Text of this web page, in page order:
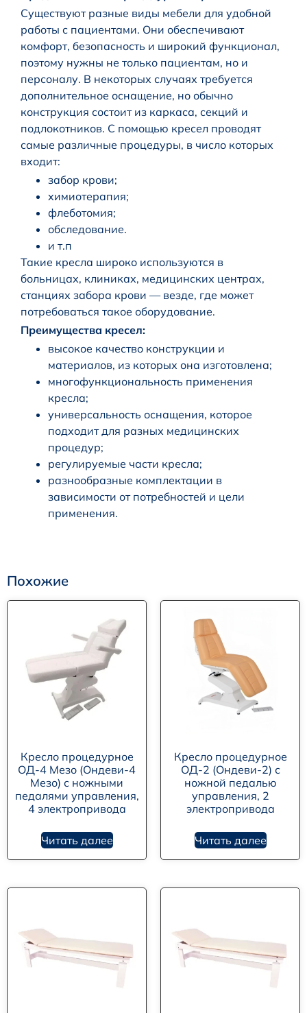
Существуют разные виды мебели для удобной
работы с пациентами. Они обеспечивают
комфорт, безопасность и широкий функционал,
поэтому нужны не только пациентам, но и
персоналу. В некоторых случаях требуется
дополнительное оснащение, но обычно
конструкция состоит из каркаса, секций и
подлокотников. С помощью кресел проводят
самые различные процедуры, в число которых
входит:
забор крови;
химиотерапия;
флеботомия;
обследование.
и т.п
Такие кресла широко используются в
больницах, клиниках, медицинских центрах,
станциях забора крови — везде, где может
потребоваться такое оборудование.
Преимущества кресел:
высокое качество конструкции и
материалов, из которых она изготовлена;
многофункциональность применения
кресла;
универсальность оснащения, которое
подходит для разных медицинских
процедур;
регулируемые части кресла;
разнообразные комплектации в
зависимости от потребностей и цели
применения.
Похожие
Кресло процедурное
ОД-4 Мезо (Ондеви-4
Мезо) с ножными
педалями управления,
4 электропривода
Читать далее
Кресло процедурное
ОД-2 (Ондеви-2) с
ножной педалью
управления, 2
электропривода
Читать далее